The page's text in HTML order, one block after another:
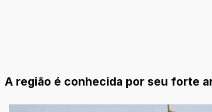
A região é conhecida por seu forte